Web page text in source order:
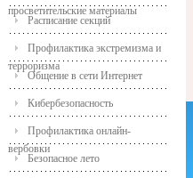
просветительские материалы
Расписание секций
Профилактика экстремизма и
терроризма
Общение в сети Интернет
Кибербезопасность
Профилактика онлайн-
вербовки
Безопасное лето